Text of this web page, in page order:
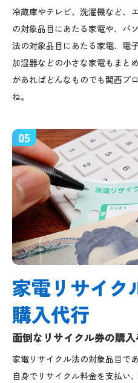
冷蔵庫やテレビ、洗濯機など、
の対象品目にあたる家電や、パ
法の対象品目にあたる家電、電
加湿器などの小さな家電もまと
があればどんなものでも関西プ
ね。
05
家電リサイク
購入代行
面倒なリサイクル券の購
家電リサイクル法の対象品目で
自身でリサイクル料金を支払い